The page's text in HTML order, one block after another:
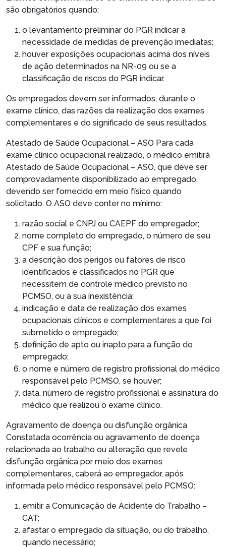
são obrigatórios quando:
o levantamento preliminar do PGR indicar a
necessidade de medidas de prevenção imediatas;
houver exposições ocupacionais acima dos níveis
de ação determinados na NR-09 ou se a
classificação de riscos do PGR indicar.
Os empregados devem ser informados, durante o
exame clínico, das razões da realização dos exames
complementares e do significado de seus resultados.
Atestado de Saúde Ocupacional – ASO Para cada
exame clínico ocupacional realizado, o médico emitirá
Atestado de Saúde Ocupacional – ASO, que deve ser
comprovadamente disponibilizado ao empregado,
devendo ser fornecido em meio físico quando
solicitado. O ASO deve conter no mínimo:
razão social e CNPJ ou CAEPF do empregador;
nome completo do empregado, o número de seu
CPF e sua função;
a descrição dos perigos ou fatores de risco
identificados e classificados no PGR que
necessitem de controle médico previsto no
PCMSO, ou a sua inexistência;
indicação e data de realização dos exames
ocupacionais clínicos e complementares a que foi
submetido o empregado;
definição de apto ou inapto para a função do
empregado;
o nome e número de registro profissional do médico
responsável pelo PCMSO, se houver;
data, número de registro profissional e assinatura do
médico que realizou o exame clínico.
Agravamento de doença ou disfunção orgânica
Constatada ocorrência ou agravamento de doença
relacionada ao trabalho ou alteração que revele
disfunção orgânica por meio dos exames
complementares, caberá ao empregador, após
informada pelo médico responsável pelo PCMSO:
emitir a Comunicação de Acidente do Trabalho –
CAT;
afastar o empregado da situação, ou do trabalho,
quando necessário;